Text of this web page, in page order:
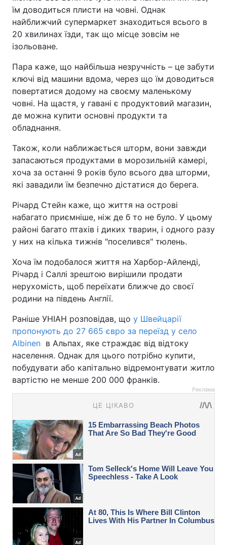
їм доводиться плисти на човні. Однак
найближчий супермаркет знаходиться всього в
20 хвилинах їзди, так що місце зовсім не
ізольоване.
Пара каже, що найбільша незручність – це забути
ключі від машини вдома, через що їм доводиться
повертатися додому на своєму маленькому
човні. На щастя, у гавані є продуктовий магазин,
де можна купити основні продукти та
обладнання.
Також, коли наближається шторм, вони завжди
запасаються продуктами в морозильній камері,
хоча за останні 9 років було всього два шторми,
які завадили їм безпечно дістатися до берега.
Річард Стейн каже, що життя на острові
набагато приємніше, ніж де б то не було. У цьому
районі багато птахів і диких тварин, і одного разу
у них на кілька тижнів "поселився" тюлень.
Хоча їм подобалося життя на Харбор-Айленді,
Річард і Саллі зрештою вирішили продати
нерухомість, щоб переїхати ближче до своєї
родини на південь Англії.
Раніше УНІАН розповідав, що у Швейцарії
пропонують до 27 665 євро за переїзд у село
Albinen в Альпах, яке страждає від відтоку
населення. Однак для цього потрібно купити,
побудувати або капітально відремонтувати житло
вартістю не менше 200 000 франків.
Реклама